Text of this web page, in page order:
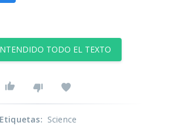
TODO EL TEXTO
Etiquetas: Science